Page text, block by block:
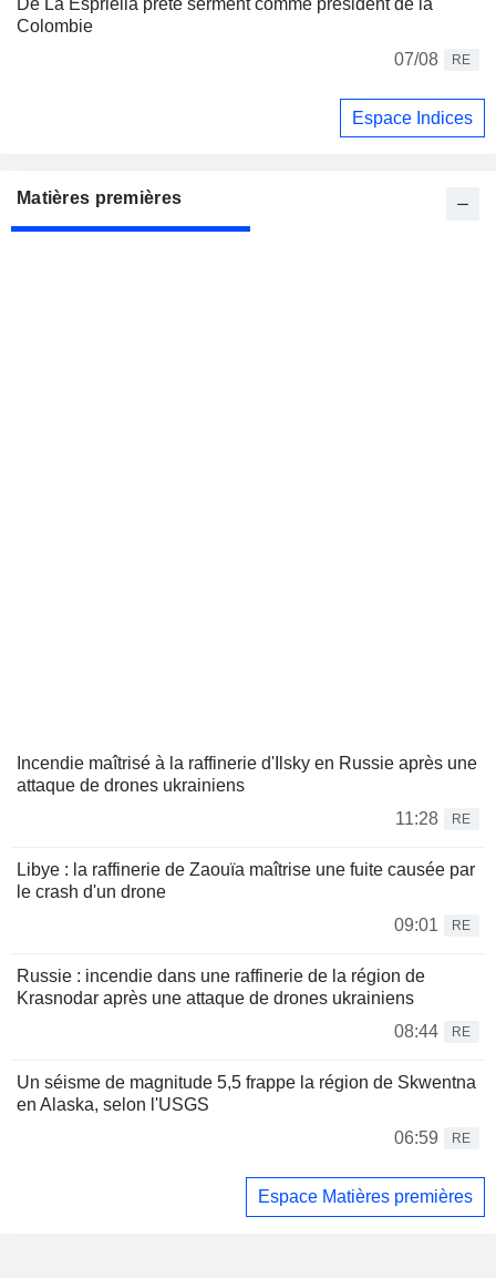
De La Espriella prête serment comme président de la
Colombie
07/08
RE
Espace Indices
Matières premières
Incendie maîtrisé à la raffinerie d'Ilsky en Russie après une
attaque de drones ukrainiens
11:28
RE
Libye : la raffinerie de Zaouïa maîtrise une fuite causée par
le crash d'un drone
09:01
RE
Russie : incendie dans une raffinerie de la région de
Krasnodar après une attaque de drones ukrainiens
08:44
RE
Un séisme de magnitude 5,5 frappe la région de Skwentna
en Alaska, selon l'USGS
06:59
RE
Espace Matières premières